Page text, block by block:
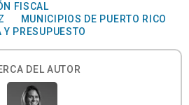
FISCAL
MUNICIPIOS DE PUERTO RICO
PRESUPUESTO
DEL AUTOR